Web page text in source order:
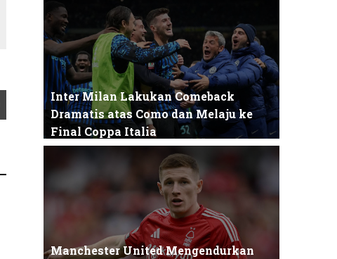
Coventry City akhirnya menutup musim
2025/2026 dengan hasil yang luar biasa: mereka
...
Inter Milan Lakukan Comeback
Dramatis atas Como dan Melaju ke
Final Coppa Italia
Inter Milan kembali menegaskan posisinya
sebagai tim dengan mentalitas kuat setelah ...
Manchester United Mengendurkan